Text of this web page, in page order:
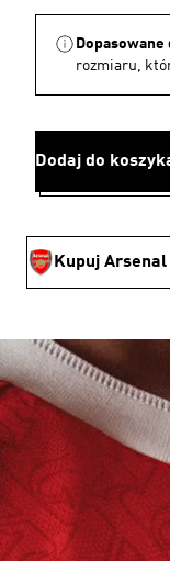
rozmiaru,
Dodaj do
Kupuj Arsenal